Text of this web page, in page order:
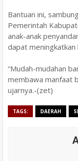
Bantuan ini,
Pemerintah
anak-anak
dapat meningkatkan
“Mudah-mudahan
membawa manfaat
ujarnya.-(zet)
TAGS: DAERAH